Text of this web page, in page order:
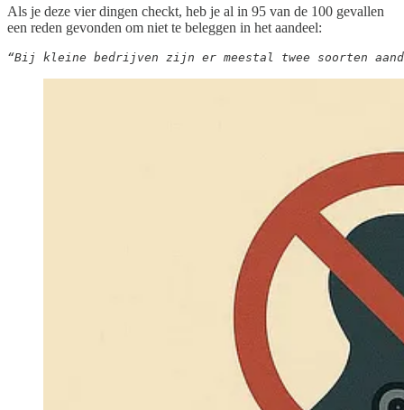
Als je deze vier dingen checkt, heb je al in 95 van de 100 gevallen
een reden gevonden om niet te beleggen in het aandeel:
“Bij kleine bedrijven zijn er meestal twee soorten